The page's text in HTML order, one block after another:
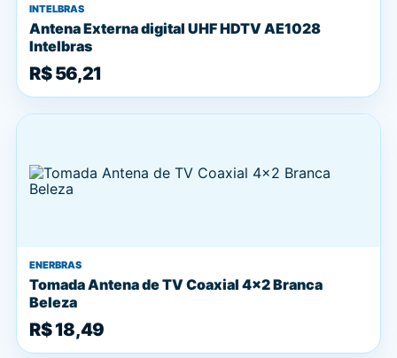
INTELBRAS
Antena Externa digital UHF HDTV AE1028
Intelbras
R$ 56,21
ENERBRAS
Tomada Antena de TV Coaxial 4x2 Branca
Beleza
R$ 18,49